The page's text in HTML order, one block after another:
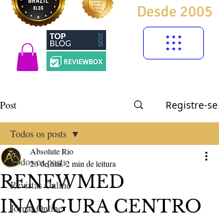
Desde 2005
Post Registre-se
Todos os posts
Revistas Online
Jornal Online
Todos os posts
RENEWMED
INAUGURA CENTRO
Absolute Rio
20 de mai.2 min de leitura